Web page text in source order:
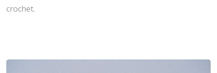
crochet.